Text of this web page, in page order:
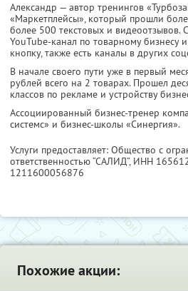
Александр — автор тренингов
«Маркетплейсы», который прошли
более 500 текстовых и видеоотзывов.
YouTube-канал по товарному бизнесу
кнопку, также есть каналы в других
В начале своего пути уже в первый
рублей всего на 2 товарах. Прошел
классов по рекламе и устройству
Ассоциированный бизнес-тренер
системс» и бизнес-школы «Синергия».
Услуги предоставляет: Общество с
ответственностью “САЛИД”, ИНН
1211600056876
Похожие акции: